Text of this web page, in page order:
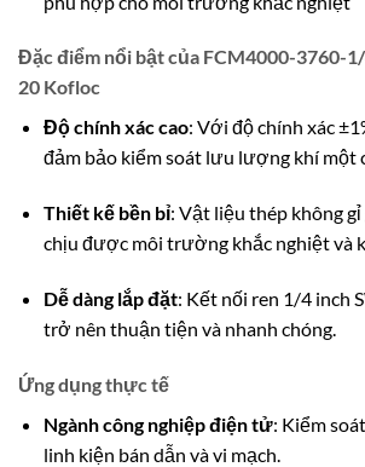
Đặc điểm nổi bật của FCM4000-3760-
20 Kofloc
Độ chính xác cao: Với độ chính xác
đảm bảo kiểm soát lưu lượng khí một
Thiết kế bền bỉ: Vật liệu thép không
chịu được môi trường khắc nghiệt và
Dễ dàng lắp đặt: Kết nối ren 1/4 inch
trở nên thuận tiện và nhanh chóng.
Ứng dụng thực tế
Ngành công nghiệp điện tử: Kiểm
linh kiện bán dẫn và vi mạch.